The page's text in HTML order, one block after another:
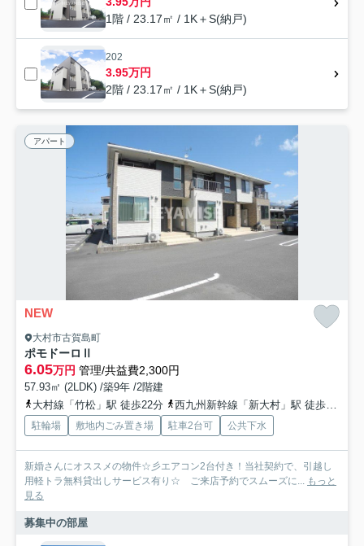
1階 / 23.17㎡ / 1K＋S(納戸)
202
3.95万円
2階 / 23.17㎡ / 1K＋S(納戸)
アパート
NEW
大村市古賀島町
ポモドーロⅡ
6.05万円 管理/共益費2,300円
57.93㎡ (2LDK) /築9年 /2階建
大村線「竹松」駅 徒歩22分
西九州新幹線「新大村」駅 徒歩25分
駐輪場 敷地内ごみ置き場 駐車2台可 公共下水
新婚さんにオススメの物件☆彡エアコン2台付き！当社契約で、引越し
用軽トラ無料貸出しサービス有り☆ ご来店予約でスムーズに... もっと
見る
募集中の部屋